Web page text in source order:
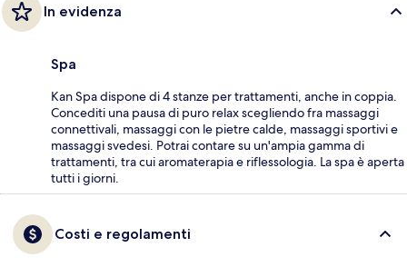
In evidenza
Spa
Kan Spa dispone di 4 stanze per trattamenti, anche in coppia.
Concediti una pausa di puro relax scegliendo fra massaggi
connettivali, massaggi con le pietre calde, massaggi sportivi e
massaggi svedesi. Potrai contare su un'ampia gamma di
trattamenti, tra cui aromaterapia e riflessologia. La spa è aperta
tutti i giorni.
Costi e regolamenti